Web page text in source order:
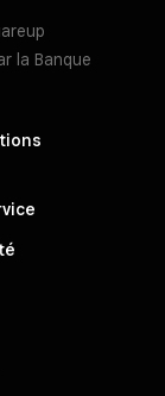
la Banque